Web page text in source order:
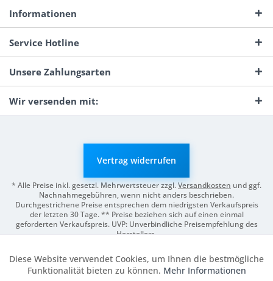
Informationen
Service Hotline
Unsere Zahlungsarten
Wir versenden mit:
Vertrag widerrufen
* Alle Preise inkl. gesetzl. Mehrwertsteuer zzgl.Versandkosten und ggf.
Nachnahmegebühren, wenn nicht anders beschrieben.
Durchgestrichene Preise entsprechen dem niedrigsten Verkaufspreis
der letzten 30 Tage. ** Preise beziehen sich auf einen einmal
geforderten Verkaufspreis. UVP: Unverbindliche Preisempfehlung des
Herstellers.
Funktionale Aktiv
Diese Website verwendet Cookies, um Ihnen die bestmögliche
Funktionalität bieten zu können. Mehr Informationen